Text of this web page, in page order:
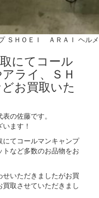
ＳＨＯＥＩ ＡＲＡＩ ヘル
にてコール
ライ、ＳＨ
お買取いた
の佐藤です。
ます！
てコールマンキャンプ
など多数のお品物をお
いただきましたがお買
取させていただきまし